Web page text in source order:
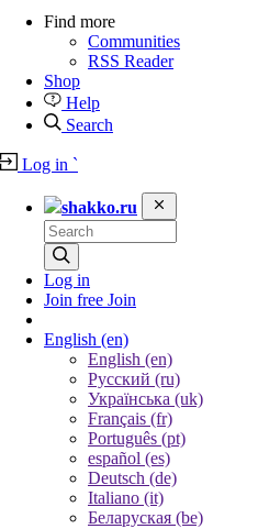
Find more
Communities
RSS Reader
Shop
Help
Search
Log in `
shakko.ru
Log in
Join free Join
English (en)
English (en)
Русский (ru)
Українська (uk)
Français (fr)
Português (pt)
español (es)
Deutsch (de)
Italiano (it)
Беларуская (be)